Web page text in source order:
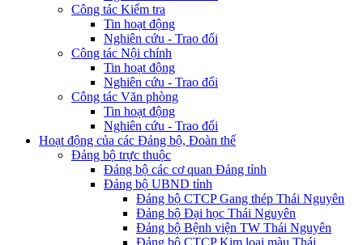
Công tác Kiểm tra
Tin hoạt động
Nghiên cứu - Trao đổi
Công tác Nội chính
Tin hoạt động
Nghiên cứu - Trao đổi
Công tác Văn phòng
Tin hoạt động
Nghiên cứu - Trao đổi
Hoạt động của các Đảng bộ, Đoàn thể
Đảng bộ trực thuộc
Đảng bộ các cơ quan Đảng tỉnh
Đảng bộ UBND tỉnh
Đảng bộ CTCP Gang thép Thái Nguyên
Đảng bộ Đại học Thái Nguyên
Đảng bộ Bệnh viện TW Thái Nguyên
Đảng bộ CTCP Kim loại màu Thái